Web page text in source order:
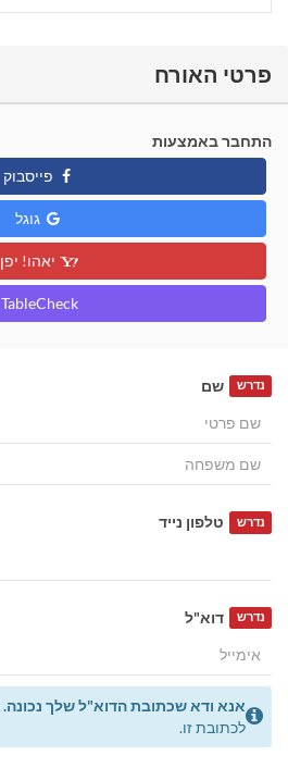
פרטי האורח
התחבר באמצעות
פייסבוק
גוגל
יאהו! יפן
TableCheck
שם נדרש
טלפון נייד נדרש
דוא"ל נדרש
אנא ודא שכתובת הדוא"ל שלך נכונה.
לכתובת זו.